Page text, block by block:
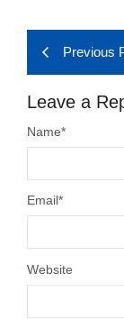
Previous
Leave a
Name*
Email*
Website